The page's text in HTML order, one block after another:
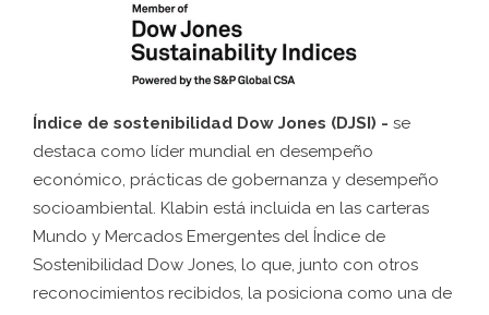
Índice de sostenibilidad Dow Jones (DJSI) - se
destaca como líder mundial en desempeño
económico, prácticas de gobernanza y desempeño
socioambiental. Klabin está incluida en las carteras
Mundo y Mercados Emergentes del Índice de
Sostenibilidad Dow Jones, lo que, junto con otros
reconocimientos recibidos, la posiciona como una de